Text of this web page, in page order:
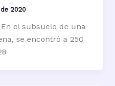
2020
el subsuelo de una
se encontró a 250